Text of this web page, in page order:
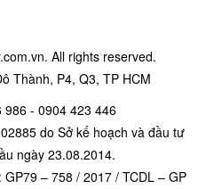
All rights reserved.
Thành, P4, Q3, TP HCM
986 - 0904 423 446
do Sở kế hoạch và đầu tư
ngày 23.08.2014.
– 758 / 2017 / TCDL – GP